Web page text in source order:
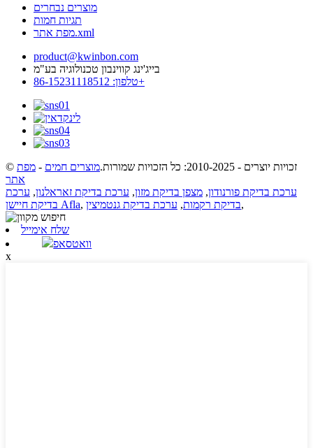
מוצרים נבחרים
תגיות חמות
מפת אתר.xml
product@kwinbon.com
בייג'ינג קווינבון טכנולוגיה בע"מ
טלפון: 86-15231118512+
© זכויות יוצרים - 2010-2025: כל הזכויות שמורות. מוצרים חמים - מפת
אתר
ערכת בדיקת פורנודון, מצפן בדיקת מזון, ערכת בדיקת זאראלנון, ערכת
בדיקת חיישן Afla, בדיקת רקמות, ערכת בדיקת גנטמיצין ,
שלח אימייל
וואטסאפ
x